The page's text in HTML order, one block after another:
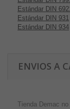
Estándar DIN
Estándar DIN 931
Estándar DIN 934
ENVIOS A
Tienda Demac